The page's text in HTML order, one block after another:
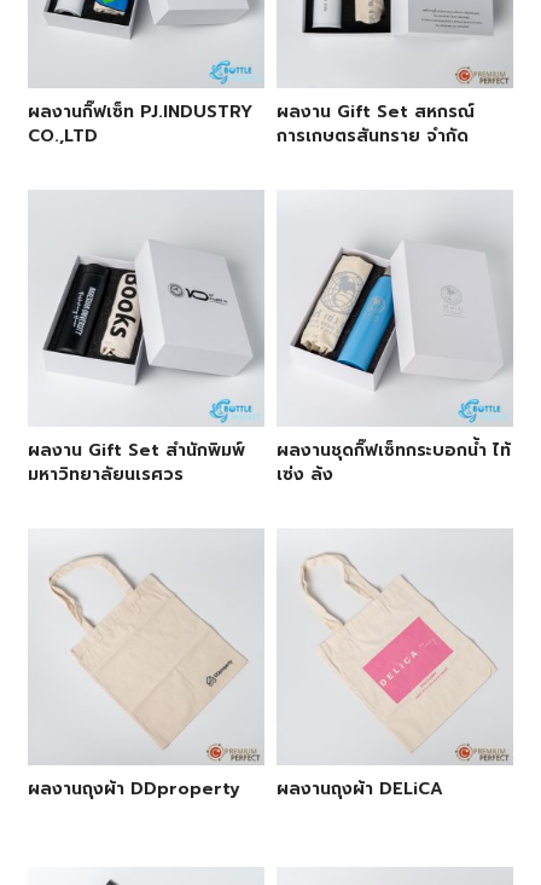
ผลงานกิ๊ฟเซ็ท PJ.INDUSTRY
CO.,LTD
ผลงาน Gift Set สหกรณ์
การเกษตรสันทราย จำกัด
ผลงาน Gift Set สำนักพิมพ์
มหาวิทยาลัยนเรศวร
ผลงานชุดกิ๊ฟเซ็ทกระบอกน้ำ ไท้
เซ่ง ล้ง
ผลงานถุงผ้า DDproperty ผลงานถุงผ้า DELiCA